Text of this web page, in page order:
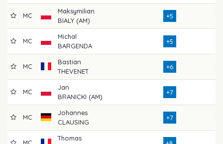
MC
Maksymilian
BIALY (AM)
+5 75
MC
Michal
BARGENDA
+5
MC
Bastian
THEVENET
+6 77
MC
Jan
BRANICKI (AM)
+7 75
MC
Johannes
CLAUSING
+7 72
Thomas